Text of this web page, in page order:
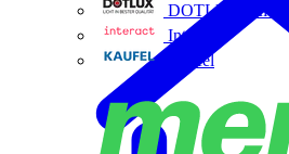
DOTLUX GmbH
Interact
Kaufel